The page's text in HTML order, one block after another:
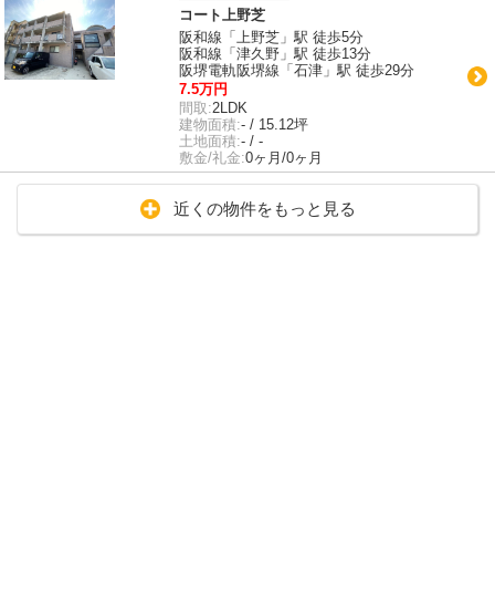
コート上野芝
阪和線「上野芝」駅 徒歩5分
阪和線「津久野」駅 徒歩13分
阪堺電軌阪堺線「石津」駅 徒歩29分
7.5万円
間取:2LDK
建物面積:- / 15.12坪
土地面積:- / -
敷金/礼金:0ヶ月/0ヶ月
近くの物件をもっと見る